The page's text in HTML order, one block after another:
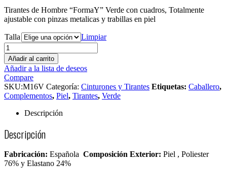
Tirantes de Hombre “FormaY” Verde con cuadros, Totalmente
ajustable con pinzas metalicas y trabillas en piel
Talla Limpiar
Añadir al carrito
Añadir a la lista de deseos
Compare
SKU:M16V Categoría: Cinturones y Tirantes Etiquetas: Caballero,
Complementos, Piel, Tirantes, Verde
Descripción
Descripción
Fabricación: Española Composición Exterior: Piel , Poliester
76% y Elastano 24%